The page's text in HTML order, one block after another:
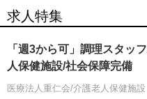
求人特集
「週3から可」調理スタッ
人保健施設/社会保障完備
医療法人重仁会/介護老人保健施